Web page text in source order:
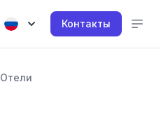
Контакты
Отели